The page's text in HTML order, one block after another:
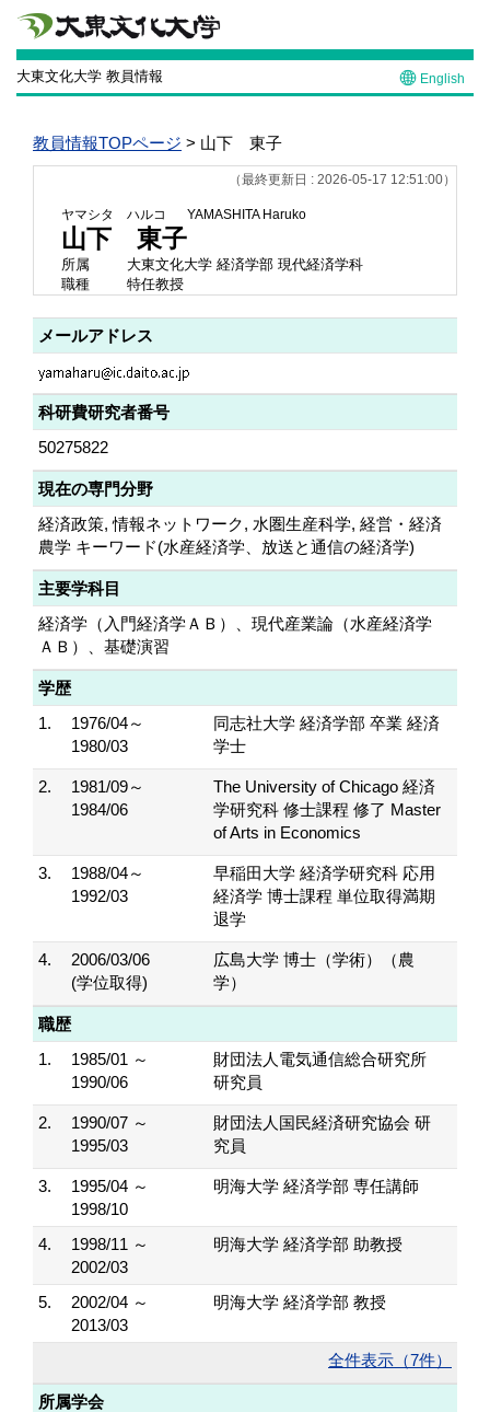
大東文化大学 教員情報 English
教員情報TOPページ > 山下 東子
（最終更新日 : 2026-05-17 12:51:00）
ヤマシタ ハルコ YAMASHITA Haruko
山下 東子
所属
大東文化大学 経済学部 現代経済学科
職種
特任教授
メールアドレス
科研費研究者番号
50275822
現在の専門分野
経済政策, 情報ネットワーク, 水圏生産科学, 経営・経済
農学 キーワード(水産経済学、放送と通信の経済学)
主要学科目
経済学（入門経済学ＡＢ）、現代産業論（水産経済学
ＡＢ）、基礎演習
学歴
1.
1976/04～
1980/03
同志社大学 経済学部 卒業 経済
学士
2.
1981/09～
1984/06
The University of Chicago 経済
学研究科 修士課程 修了 Master
of Arts in Economics
3.
1988/04～
1992/03
早稲田大学 経済学研究科 応用
経済学 博士課程 単位取得満期
退学
4.
2006/03/06
(学位取得)
広島大学 博士（学術）（農
学）
職歴
1.
1985/01 ～
1990/06
財団法人電気通信総合研究所
研究員
2.
1990/07 ～
1995/03
財団法人国民経済研究協会 研
究員
3.
1995/04 ～
1998/10
明海大学 経済学部 専任講師
4.
1998/11 ～
2002/03
明海大学 経済学部 助教授
5.
2002/04 ～
2013/03
明海大学 経済学部 教授
全件表示（7件）
所属学会